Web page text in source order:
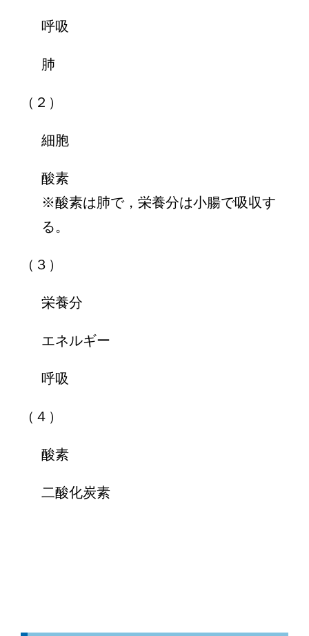
呼吸
肺
（２）
細胞
酸素
※酸素は肺で，栄養分は小腸で吸収す
る。
（３）
栄養分
エネルギー
呼吸
（４）
酸素
二酸化炭素